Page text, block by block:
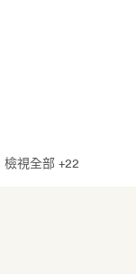
檢視全部 +22